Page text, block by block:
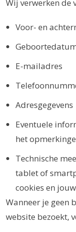
Wij verwerken de
Voor- en
E-mailadres
Adresgegevens
Eventuele
het
Technische
tablet of
cookies en
Wanneer je geen
website bezoekt,